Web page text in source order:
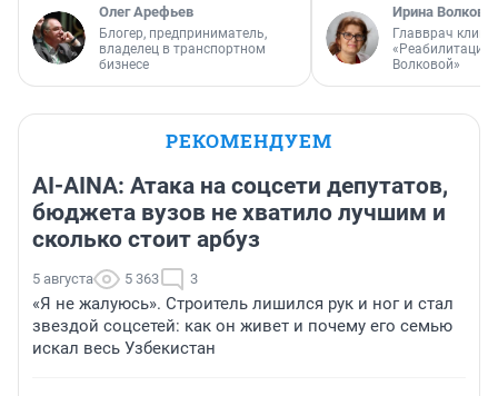
Олег Арефьев
Блогер, предприниматель,
владелец в транспортном
бизнесе
Ирина Волкова
Главврач
«Реабилитация
Волковой»
РЕКОМЕНДУЕМ
AI-AINA: Атака на соцсети депутатов,
бюджета вузов не хватило лучшим и
сколько стоит арбуз
5 августа 5 363 3
«Я не жалуюсь». Строитель лишился рук и ног и стал
звездой соцсетей: как он живет и почему его семью
искал весь Узбекистан